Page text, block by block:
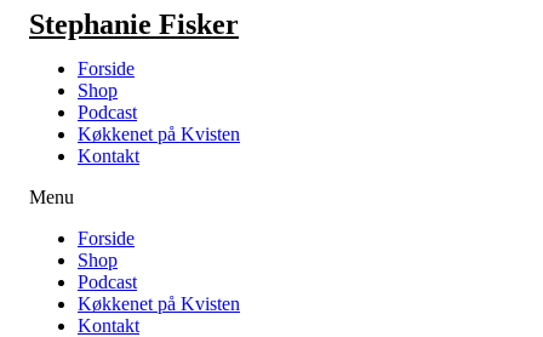
Videre
indhold
Stephanie Fisker
Forside
Shop
Podcast
Køkkenet på Kvisten
Kontakt
Menu
Forside
Shop
Podcast
Køkkenet på Kvisten
Kontakt